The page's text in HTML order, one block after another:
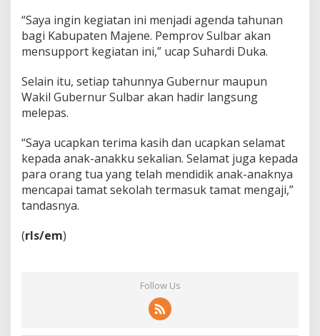
“Saya ingin kegiatan ini menjadi agenda tahunan
bagi Kabupaten Majene. Pemprov Sulbar akan
mensupport kegiatan ini,” ucap Suhardi Duka.
Selain itu, setiap tahunnya Gubernur maupun
Wakil Gubernur Sulbar akan hadir langsung
melepas.
“Saya ucapkan terima kasih dan ucapkan selamat
kepada anak-anakku sekalian. Selamat juga kepada
para orang tua yang telah mendidik anak-anaknya
mencapai tamat sekolah termasuk tamat mengaji,”
tandasnya.
(rls/em)
Follow Us